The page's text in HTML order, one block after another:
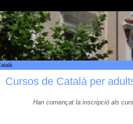
Cursos de Català per
Han començat la inscripció als